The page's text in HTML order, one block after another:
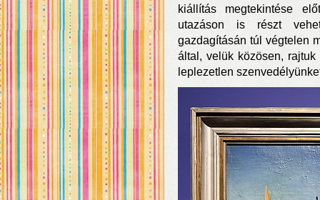
kiállítás megtekintése
utazáson is részt
gazdagításán túl végtelen
által, velük közösen,
leplezetlen